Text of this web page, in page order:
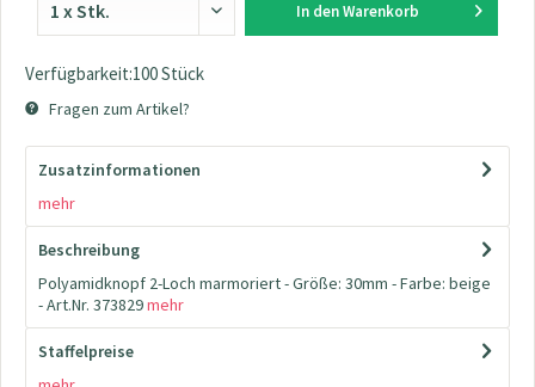
In den Warenkorb
Verfügbarkeit:100 Stück
Fragen zum Artikel?
Zusatzinformationen
mehr
Beschreibung
Polyamidknopf 2-Loch marmoriert - Größe: 30mm - Farbe: beige
- Art.Nr. 373829mehr
Staffelpreise